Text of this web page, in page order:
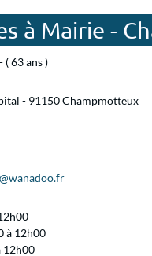
à Mairie -
( 63 ans )
- 91150 Champmotteux
à 12h00
12h00